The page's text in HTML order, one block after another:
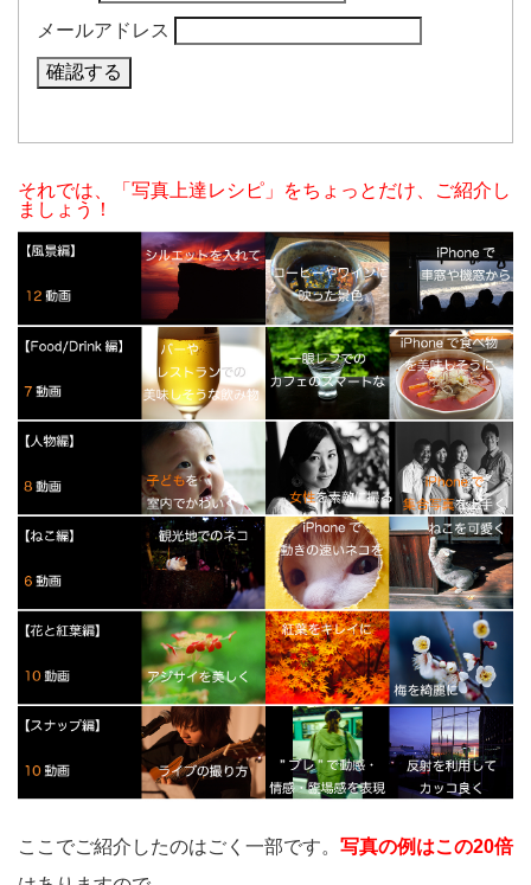
メールアドレス
それでは、「写真上達レシピ」をちょっとだけ、ご紹介し
ましょう！
ここでご紹介したのはごく一部です。 写真の例はこの20倍